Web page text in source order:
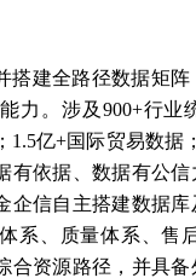
搭建全路径数据矩
力。涉及900+行业
1.5亿+国际贸易数
有依据、数据有公
企信自主搭建数据
系、质量体系、售
合资源路径，并具